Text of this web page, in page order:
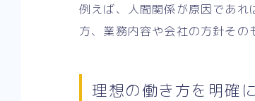
例えば、人間関係が原因であ
方、業務内容や会社の方針その
理想の働き方を明確